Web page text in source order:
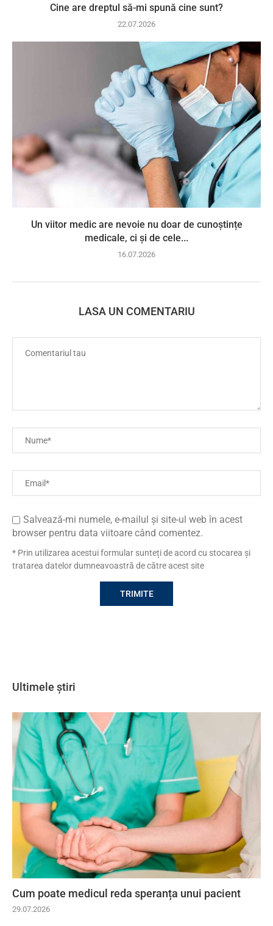
Cine are dreptul să-mi spună cine sunt?
22.07.2026
Un viitor medic are nevoie nu doar de cunoștințe
medicale, ci și de cele...
16.07.2026
LASA UN COMENTARIU
Salvează-mi numele, e-mailul și site-ul web în acest
browser pentru data viitoare când comentez.
* Prin utilizarea acestui formular sunteți de acord cu stocarea și
tratarea datelor dumneavoastră de către acest site
Ultimele știri
Cum poate medicul reda speranța unui pacient
29.07.2026